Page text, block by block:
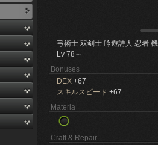
弓術士 双剣士 吟遊詩人 忍者
Lv 78～
Bonuses
DEX +67
スキルスピード +67
Materia
Craft & Repair